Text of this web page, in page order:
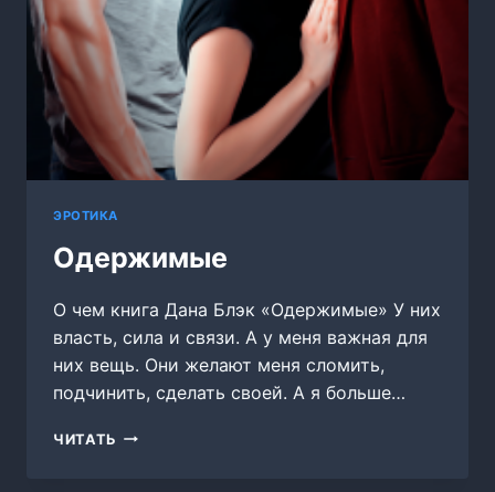
ЭРОТИКА
Одержимые
О чем книга Дана Блэк «Одержимые» У них
власть, сила и связи. А у меня важная для
них вещь. Они желают меня сломить,
подчинить, сделать своей. А я больше…
ЧИТАТЬ ОДЕРЖИМЫЕ